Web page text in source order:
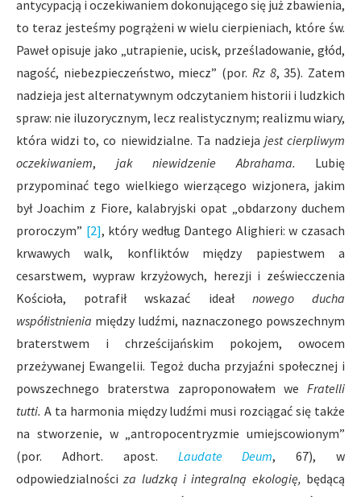
antycypacją i oczekiwaniem dokonującego się już zbawienia,
to teraz jesteśmy pogrążeni w wielu cierpieniach, które św.
Paweł opisuje jako „utrapienie, ucisk, prześladowanie, głód,
nagość, niebezpieczeństwo, miecz” (por. Rz 8, 35). Zatem
nadzieja jest alternatywnym odczytaniem historii i ludzkich
spraw: nie iluzorycznym, lecz realistycznym; realizmu wiary,
która widzi to, co niewidzialne. Ta nadzieja jest cierpliwym
oczekiwaniem, jak niewidzenie Abrahama. Lubię
przypominać tego wielkiego wierzącego wizjonera, jakim
był Joachim z Fiore, kalabryjski opat „obdarzony duchem
proroczym” [2], który według Dantego Alighieri: w czasach
krwawych walk, konfliktów między papiestwem a
cesarstwem, wypraw krzyżowych, herezji i zeświecczenia
Kościoła, potrafił wskazać ideał nowego ducha
współistnienia między ludźmi, naznaczonego powszechnym
braterstwem i chrześcijańskim pokojem, owocem
przeżywanej Ewangelii. Tegoż ducha przyjaźni społecznej i
powszechnego braterstwa zaproponowałem we Fratelli
tutti. A ta harmonia między ludźmi musi rozciągać się także
na stworzenie, w „antropocentryzmie umiejscowionym”
(por. Adhort. apost. Laudate Deum, 67), w
odpowiedzialnościza ludzką i integralną ekologię, będącą